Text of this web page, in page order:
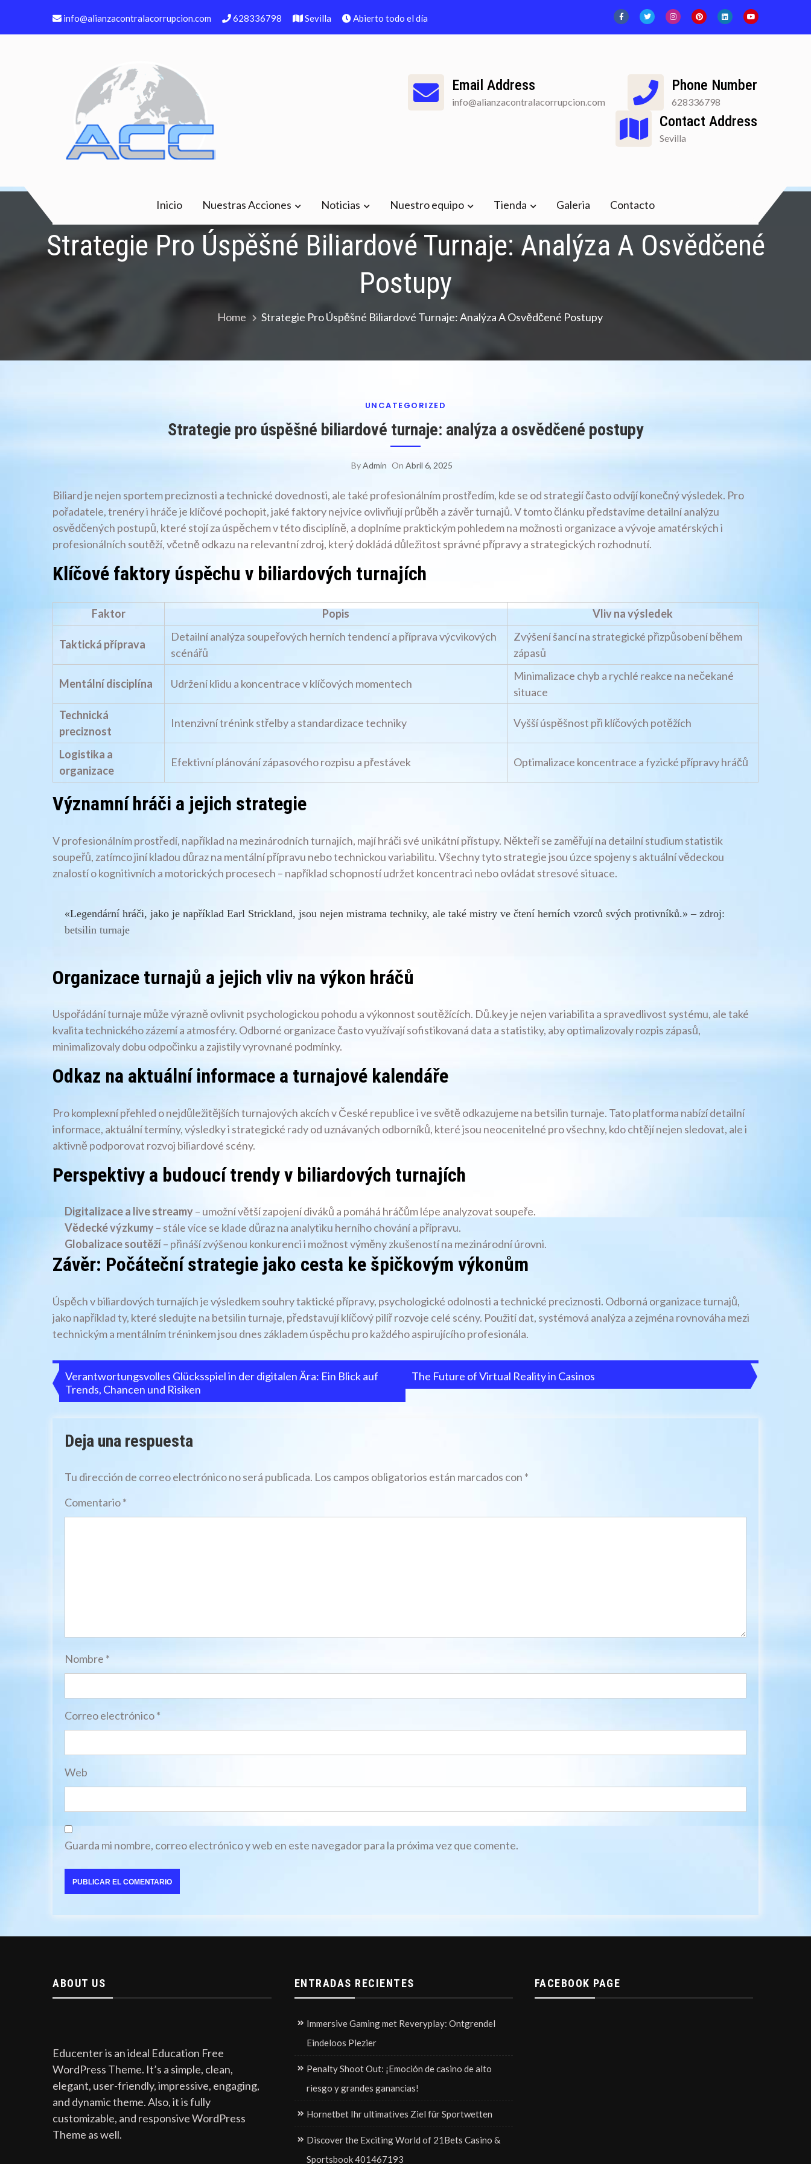
info@alianzacontralacorrupcion.com 628336798 Sevilla Abierto todo el día
Email Address
info@alianzacontralacorrupcion.com
Phone Number
628336798
Contact Address
Sevilla
Inicio Nuestras Acciones Noticias Nuestro equipo Tienda Galeria Contacto
Strategie Pro Úspěšné Biliardové Turnaje: Analýza A Osvědčené
Postupy
Home Strategie Pro Úspěšné Biliardové Turnaje: Analýza A Osvědčené Postupy
UNCATEGORIZED
Strategie pro úspěšné biliardové turnaje: analýza a osvědčené postupy
ByAdmin On Abril 6, 2025
Biliard je nejen sportem preciznosti a technické dovednosti, ale také profesionálním prostředím, kde se od strategií často odvíjí konečný výsledek. Pro
pořadatele, trenéry i hráče je klíčové pochopit, jaké faktory nejvíce ovlivňují průběh a závěr turnajů. V tomto článku představíme detailní analýzu
osvědčených postupů, které stojí za úspěchem v této disciplíně, a doplníme praktickým pohledem na možnosti organizace a vývoje amatérských i
profesionálních soutěží, včetně odkazu na relevantní zdroj, který dokládá důležitost správné přípravy a strategických rozhodnutí.
Klíčové faktory úspěchu v biliardových turnajích
Faktor Popis Vliv na výsledek
Taktická příprava
Detailní analýza soupeřových herních tendencí a příprava výcvikových
scénářů
Zvýšení šancí na strategické přizpůsobení během
zápasů
Mentální disciplína Udržení klidu a koncentrace v klíčových momentech
Minimalizace chyb a rychlé reakce na nečekané
situace
Technická
preciznost
Intenzivní trénink střelby a standardizace techniky Vyšší úspěšnost při klíčových potěžích
Logistika a
organizace
Efektivní plánování zápasového rozpisu a přestávek Optimalizace koncentrace a fyzické přípravy hráčů
Významní hráči a jejich strategie
V profesionálním prostředí, například na mezinárodních turnajích, mají hráči své unikátní přístupy. Někteří se zaměřují na detailní studium statistik
soupeřů, zatímco jiní kladou důraz na mentální přípravu nebo technickou variabilitu. Všechny tyto strategie jsou úzce spojeny s aktuální vědeckou
znalostí o kognitivních a motorických procesech – například schopností udržet koncentraci nebo ovládat stresové situace.
«Legendární hráči, jako je například Earl Strickland, jsou nejen mistrama techniky, ale také mistry ve čtení herních vzorců svých protivníků.» – zdroj:
betsilin turnaje
Organizace turnajů a jejich vliv na výkon hráčů
Uspořádání turnaje může výrazně ovlivnit psychologickou pohodu a výkonnost soutěžících. Dů.key je nejen variabilita a spravedlivost systému, ale také
kvalita technického zázemí a atmosféry. Odborné organizace často využívají sofistikovaná data a statistiky, aby optimalizovaly rozpis zápasů,
minimalizovaly dobu odpočinku a zajistily vyrovnané podmínky.
Odkaz na aktuální informace a turnajové kalendáře
Pro komplexní přehled o nejdůležitějších turnajových akcích v České republice i ve světě odkazujeme na betsilin turnaje. Tato platforma nabízí detailní
informace, aktuální termíny, výsledky i strategické rady od uznávaných odborníků, které jsou neocenitelné pro všechny, kdo chtějí nejen sledovat, ale i
aktivně podporovat rozvoj biliardové scény.
Perspektivy a budoucí trendy v biliardových turnajích
Digitalizace a live streamy– umožní větší zapojení diváků a pomáhá hráčům lépe analyzovat soupeře.
Vědecké výzkumy– stále více se klade důraz na analytiku herního chování a přípravu.
Globalizace soutěží– přináší zvýšenou konkurenci i možnost výměny zkušeností na mezinárodní úrovni.
Závěr: Počáteční strategie jako cesta ke špičkovým výkonům
Úspěch v biliardových turnajích je výsledkem souhry taktické přípravy, psychologické odolnosti a technické preciznosti. Odborná organizace turnajů,
jako například ty, které sledujte na betsilin turnaje, představují klíčový pilíř rozvoje celé scény. Použití dat, systémová analýza a zejména rovnováha mezi
technickým a mentálním tréninkem jsou dnes základem úspěchu pro každého aspirujícího profesionála.
Navegación
de
entradas
Verantwortungsvolles Glücksspiel in der digitalen Ära: Ein Blick auf
Trends, Chancen und Risiken
The Future of Virtual Reality in Casinos
Deja una respuesta
Tu dirección de correo electrónico no será publicada. Los campos obligatorios están marcados con *
Comentario*
Nombre *
Correo electrónico*
Web
Guarda mi nombre, correo electrónico y web en este navegador para la próxima vez que comente.
ABOUT US
Educenter is an ideal Education Free
WordPress Theme. It’s a simple, clean,
elegant, user-friendly, impressive, engaging,
and dynamic theme. Also, it is fully
customizable, and responsive WordPress
Theme as well.
ENTRADAS RECIENTES
Immersive Gaming met Reveryplay: Ontgrendel
Eindeloos Plezier
Penalty Shoot Out: ¡Emoción de casino de alto
riesgo y grandes ganancias!
Hornetbet Ihr ultimatives Ziel für Sportwetten
Discover the Exciting World of 21Bets Casino &
Sportsbook 401467193
FACEBOOK PAGE